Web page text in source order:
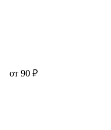
от 90 ₽